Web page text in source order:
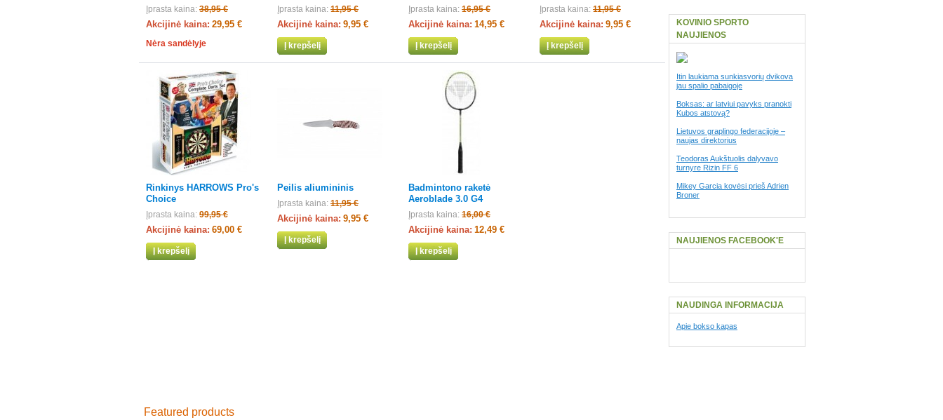
Įprasta kaina: 38,95 €
Akcijinė kaina: 29,95 €
Nėra sandėlyje
Įprasta kaina: 11,95 €
Akcijinė kaina: 9,95 €
Į krepšelį
Įprasta kaina: 16,95 €
Akcijinė kaina: 14,95 €
Į krepšelį
Įprasta kaina: 11,95 €
Akcijinė kaina: 9,95 €
Į krepšelį
Rinkinys HARROWS Pro's
Choice
Įprasta kaina: 99,95 €
Akcijinė kaina: 69,00 €
Į krepšelį
Peilis aliumininis
Įprasta kaina: 11,95 €
Akcijinė kaina: 9,95 €
Į krepšelį
Badmintono raketė
Aeroblade 3.0 G4
Įprasta kaina: 16,00 €
Akcijinė kaina: 12,49 €
Į krepšelį
KOVINIO SPORTO
NAUJIENOS
Itin laukiama sunkiasvorių dvikova
jau spalio pabaigoje
Boksas: ar latviui pavyks pranokti
Kubos atstovą?
Lietuvos graplingo federacijoje –
naujas direktorius
Teodoras Aukštuolis dalyvavo
turnyre Rizin FF 6
Mikey Garcia kovėsi prieš Adrien
Broner
NAUJIENOS FACEBOOK'E
NAUDINGA INFORMACIJA
Apie bokso kapas
Featured products